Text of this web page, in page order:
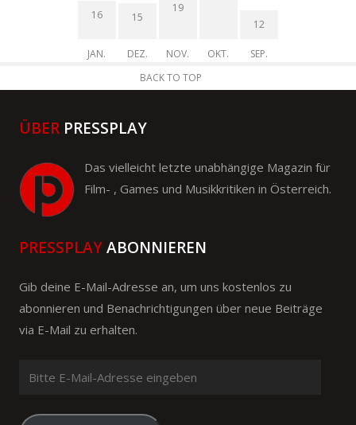
16
JAN.
15
DEZ.
19
NOV. OKT.
12
SEP.
BACK TO TOP
ÜBER PRESSPLAY
Das vielleicht letzte unabhängige Magazin für
Film- , Games und Musikkritiken in Österreich.
PRESSPLAYABONNIEREN
Gib deine E-Mail-Adresse an, um uns kostenlos zu
abonnieren und Benachrichtigungen über neue Beiträge
via E-Mail zu erhalten.
Mail-